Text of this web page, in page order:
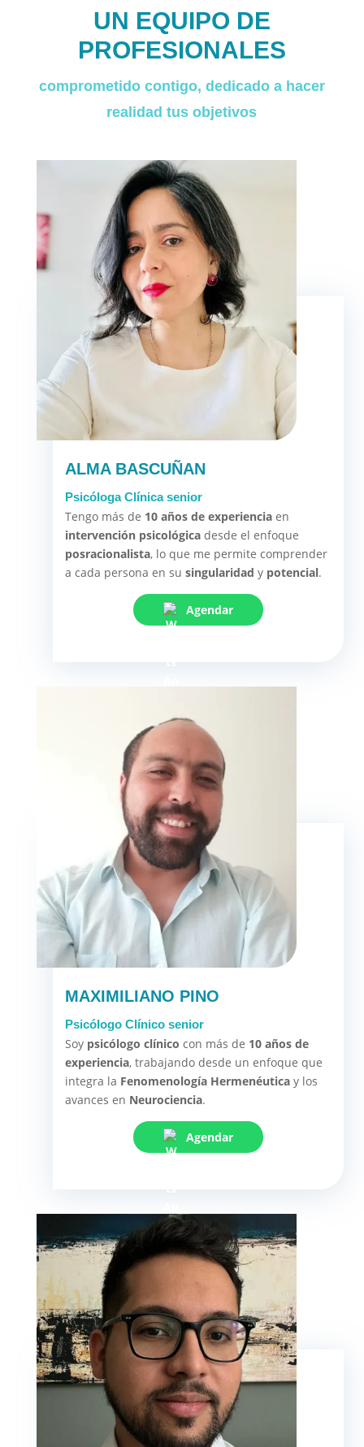
UN EQUIPO DE
PROFESIONALES
comprometido contigo, dedicado a hacer
realidad tus objetivos
ALMA BASCUÑAN
Psicóloga Clínica senior
Tengo más de 10 años de experienciaen
intervención psicológicadesde el enfoque
posracionalista, lo que me permite comprender
a cada persona en su singularidad y potencial.
Agendar
MAXIMILIANO PINO
Psicólogo Clínico senior
Soy psicólogo clínico con más de 10 años de
experiencia, trabajando desde un enfoque que
integra la Fenomenología Hermenéuticay los
avances en Neurociencia.
Agendar